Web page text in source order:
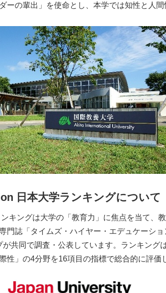
ーの輩出」を使命とし、本学では知性と人
日本大学ランキングについて
キングは大学の「教育力」に焦点を当て、
門誌「タイムズ・ハイヤー・エデュケーシ
共同で調査・公表しています。ランキング
性」の4分野を16項目の指標で総合的に評価